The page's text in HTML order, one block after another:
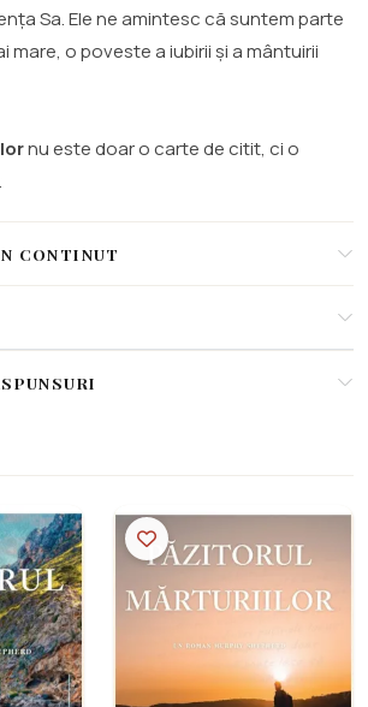
Sa. Ele ne amintesc că suntem parte
mare, o poveste a iubirii și a mântuirii
nu este doar o carte de citit, ci o
CONTINUT